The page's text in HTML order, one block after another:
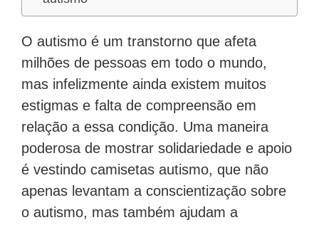
O autismo é um transtorno que afeta
milhões de pessoas em todo o mundo,
mas infelizmente ainda existem muitos
estigmas e falta de compreensão em
relação a essa condição. Uma maneira
poderosa de mostrar solidariedade e apoio
é vestindo camisetas autismo, que não
apenas levantam a conscientização sobre
o autismo, mas também ajudam a